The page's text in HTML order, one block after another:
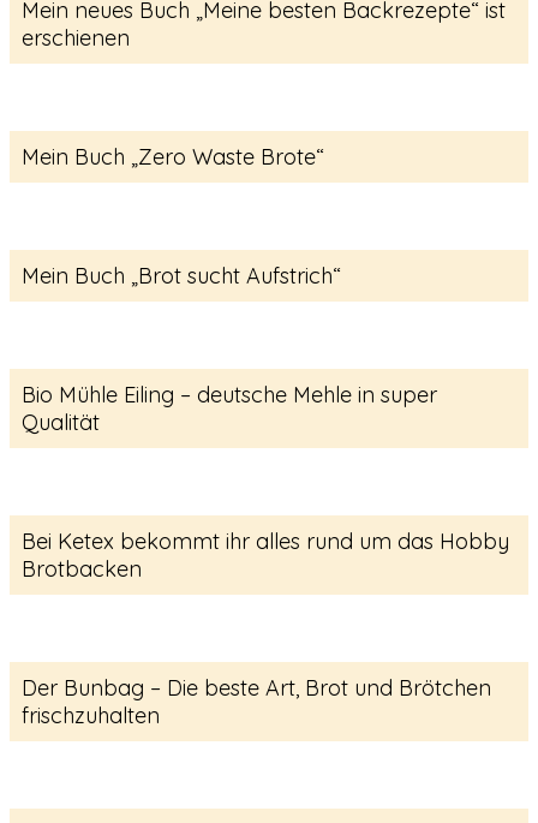
Mein neues Buch „Meine besten Backrezepte“ ist
erschienen
Mein Buch „Zero Waste Brote“
Mein Buch „Brot sucht Aufstrich“
Bio Mühle Eiling – deutsche Mehle in super
Qualität
Bei Ketex bekommt ihr alles rund um das Hobby
Brotbacken
Der Bunbag – Die beste Art, Brot und Brötchen
frischzuhalten